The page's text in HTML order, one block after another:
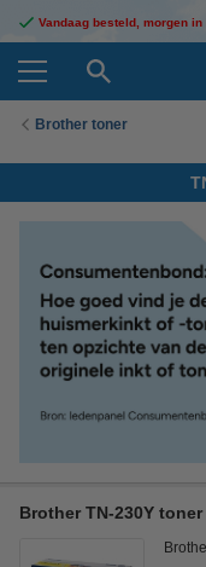
Vandaag besteld, morgen in
Brother toner
Brother TN-230Y